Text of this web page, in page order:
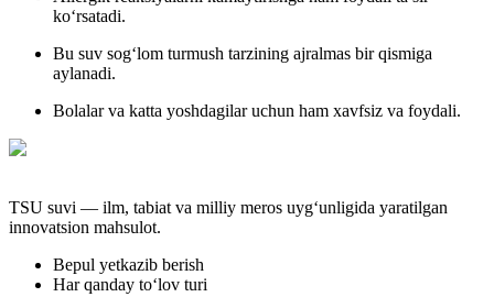
ko‘rsatadi.
Bu suv sog‘lom turmush tarzining ajralmas bir qismiga
aylanadi.
Bolalar va katta yoshdagilar uchun ham xavfsiz va foydali.
TSU suvi — ilm, tabiat va milliy meros uyg‘unligida yaratilgan
innovatsion mahsulot.
Bepul yetkazib berish
Har qanday to‘lov turi